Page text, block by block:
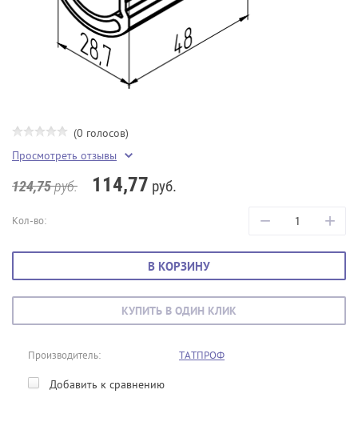
(0 голосов)
Просмотреть отзывы
124,75руб. 114,77 руб.
Кол-во: − +
В КОРЗИНУ
КУПИТЬ В ОДИН КЛИК
Производитель: ТАТПРОФ
Добавить к сравнению